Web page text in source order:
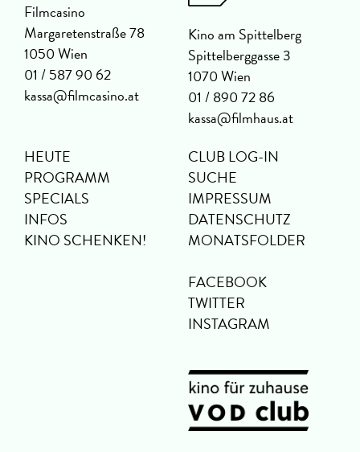
Filmcasino
Margaretenstraße 78
1050 Wien
01 / 587 90 62
kassa@filmcasino.at
Kino am Spittelberg
Spittelberggasse 3
1070 Wien
01 / 890 72 86
kassa@filmhaus.at
HEUTE
PROGRAMM
SPECIALS
INFOS
KINO SCHENKEN!
CLUB LOG-IN
SUCHE
IMPRESSUM
DATENSCHUTZ
MONATSFOLDER
FACEBOOK
TWITTER
INSTAGRAM